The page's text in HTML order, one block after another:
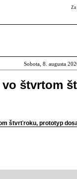
Za
Sobota, 8. augusta
vo štvrtom
štvrťroku, prototyp